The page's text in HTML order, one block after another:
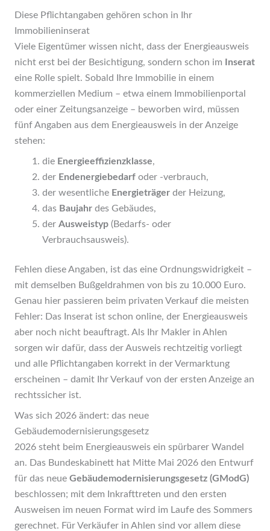
Diese Pflichtangaben gehören schon in Ihr
Immobilieninserat
Viele Eigentümer wissen nicht, dass der Energieausweis
nicht erst bei der Besichtigung, sondern schon im
Inserat
eine Rolle spielt. Sobald Ihre Immobilie in einem
kommerziellen Medium – etwa einem Immobilienportal
oder einer Zeitungsanzeige – beworben wird, müssen
fünf Angaben aus dem Energieausweis in der Anzeige
stehen:
die Energieeffizienzklasse,
der Endenergiebedarf oder -verbrauch,
der wesentliche Energieträger der Heizung,
das Baujahr des Gebäudes,
derAusweistyp (Bedarfs- oder
Verbrauchsausweis).
Fehlen diese Angaben, ist das eine Ordnungswidrigkeit –
mit demselben Bußgeldrahmen von bis zu 10.000 Euro.
Genau hier passieren beim privaten Verkauf die meisten
Fehler: Das Inserat ist schon online, der Energieausweis
aber noch nicht beauftragt. Als Ihr Makler in Ahlen
sorgen wir dafür, dass der Ausweis rechtzeitig vorliegt
und alle Pflichtangaben korrekt in der Vermarktung
erscheinen – damit Ihr Verkauf von der ersten Anzeige an
rechtssicher ist.
Was sich 2026 ändert: das neue
Gebäudemodernisierungsgesetz
2026 steht beim Energieausweis ein spürbarer Wandel
an. Das Bundeskabinett hat Mitte Mai 2026 den Entwurf
für das neue Gebäudemodernisierungsgesetz (GModG)
beschlossen; mit dem Inkrafttreten und den ersten
Ausweisen im neuen Format wird im Laufe des Sommers
gerechnet. Für Verkäufer in Ahlen sind vor allem diese